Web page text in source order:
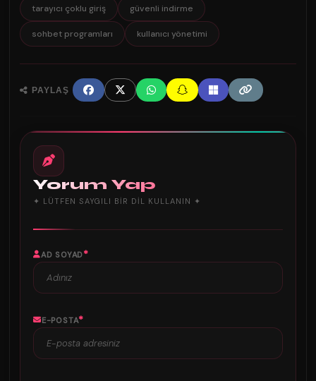
tarayıcı çoklu giriş güvenli indirme
sohbet programları kullanıcı yönetimi
PAYLAŞ
Yorum Yap
✦ LÜTFEN SAYGILI BIR DIL KULLANIN ✦
AD SOYAD*
E-POSTA*